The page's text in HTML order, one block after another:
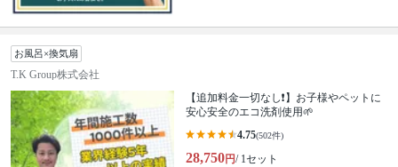
お風呂×換気扇
T.K Group株式会社
【追加料金一切なし❗️】お子様やペットに
安心安全のエコ洗剤使用🌱
4.75(502件)
28,750円/ 1セット